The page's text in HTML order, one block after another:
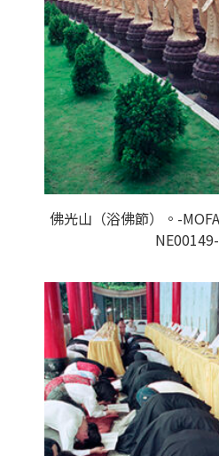
佛光山（浴佛節）。-